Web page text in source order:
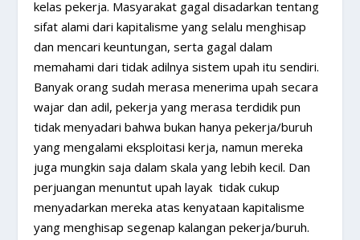
kelas pekerja. Masyarakat gagal disadarkan tentang
sifat alami dari kapitalisme yang selalu menghisap
dan mencari keuntungan, serta gagal dalam
memahami dari tidak adilnya sistem upah itu sendiri.
Banyak orang sudah merasa menerima upah secara
wajar dan adil, pekerja yang merasa terdidik pun
tidak menyadari bahwa bukan hanya pekerja/buruh
yang mengalami eksploitasi kerja, namun mereka
juga mungkin saja dalam skala yang lebih kecil. Dan
perjuangan menuntut upah layak tidak cukup
menyadarkan mereka atas kenyataan kapitalisme
yang menghisap segenap kalangan pekerja/buruh.